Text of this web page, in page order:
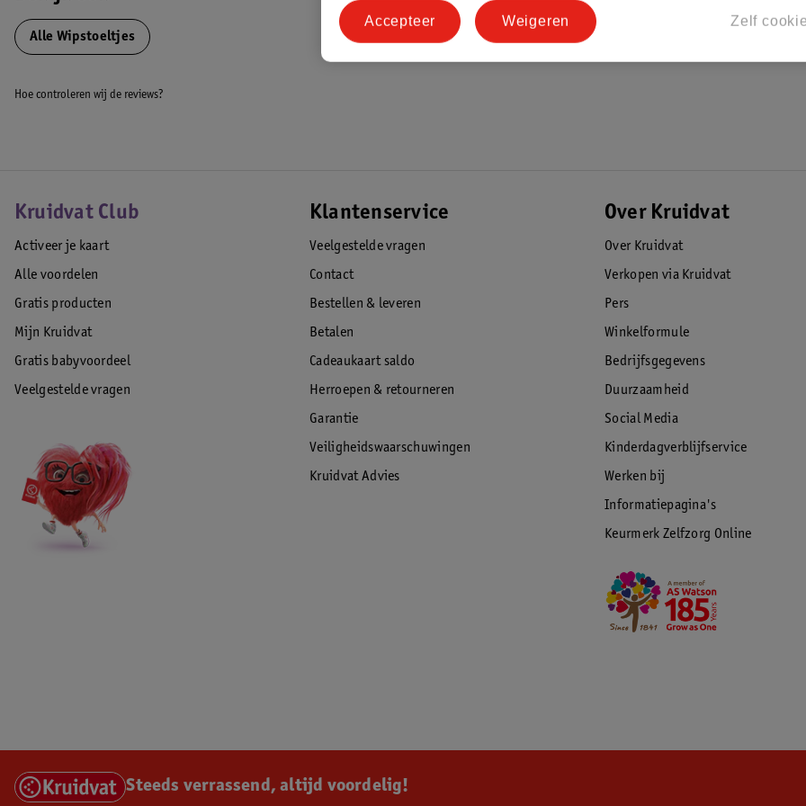
Inhoud:
1 Speelboog
Alle Wipstoeltjes
Hoe controleren wij de reviews?
Kruidvat Club
Activeer je kaart
Alle voordelen
Gratis producten
Mijn Kruidvat
Gratis babyvoordeel
Veelgestelde vragen
Klantenservice
Veelgestelde vragen
Contact
Bestellen & leveren
Betalen
Cadeaukaart saldo
Herroepen & retourneren
Garantie
Veiligheidswaarschuwingen
Kruidvat Advies
Over Kruidvat
Over Kruidvat
Verkopen via Kruidvat
Pers
Winkelformule
Bedrijfsgegevens
Duurzaamheid
Social Media
Kinderdagverblijfservice
Werken bij
Informatiepagina's
Keurmerk Zelfzorg Online
Steeds verrassend, altijd voordelig!
Zelf
Weigeren
Accepteer